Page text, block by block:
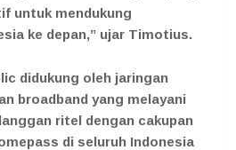
untuk mendukung
ke depan,” ujar Timotius.
didukung oleh jaringan
broadband yang melayani
ritel dengan cakupan
di seluruh Indonesia